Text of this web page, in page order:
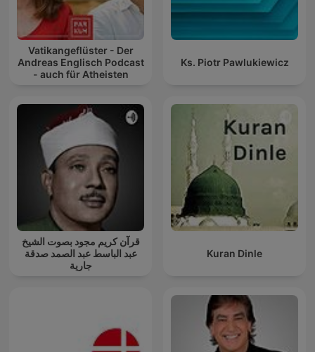
Vatikangeflüster - Der
Andreas Englisch Podcast
- auch für Atheisten
Ks. Piotr Pawlukiewicz
قرآن كريم مجود بصوت الشيخ
عبد الباسط عبد الصمد صدقة
جارية
Kuran Dinle